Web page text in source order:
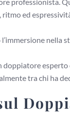
ed
nella
esperto
tra chi ha